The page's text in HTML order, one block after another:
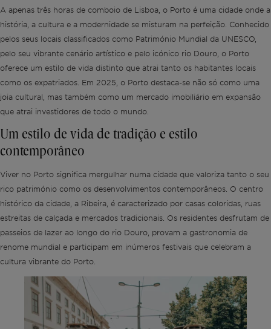
A apenas três horas de comboio de Lisboa, o Porto é uma cidade onde a
história, a cultura e a modernidade se misturam na perfeição. Conhecido
pelos seus locais classificados como Património Mundial da UNESCO,
pelo seu vibrante cenário artístico e pelo icónico rio Douro, o Porto
oferece um estilo de vida distinto que atrai tanto os habitantes locais
como os expatriados. Em 2025, o Porto destaca-se não só como uma
joia cultural, mas também como um mercado imobiliário em expansão
que atrai investidores de todo o mundo.
Um estilo de vida de tradição e estilo
contemporâneo
Viver no Porto significa mergulhar numa cidade que valoriza tanto o seu
rico património como os desenvolvimentos contemporâneos. O centro
histórico da cidade, a Ribeira, é caracterizado por casas coloridas, ruas
estreitas de calçada e mercados tradicionais. Os residentes desfrutam de
passeios de lazer ao longo do rio Douro, provam a gastronomia de
renome mundial e participam em inúmeros festivais que celebram a
cultura vibrante do Porto.